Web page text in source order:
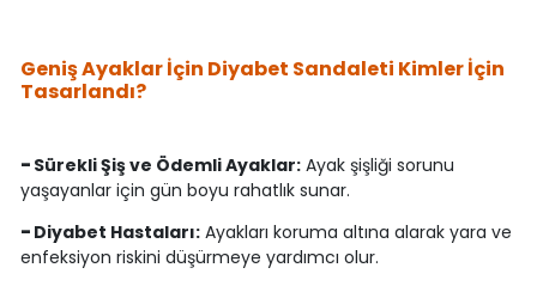
Geniş Ayaklar İçin Diyabet Sandaleti Kimler İçin
Tasarlandı?
- Sürekli Şiş ve Ödemli Ayaklar:Ayak şişliği sorunu
yaşayanlar için gün boyu rahatlık sunar.
- Diyabet Hastaları:Ayakları koruma altına alarak yara ve
enfeksiyon riskini düşürmeye yardımcı olur.